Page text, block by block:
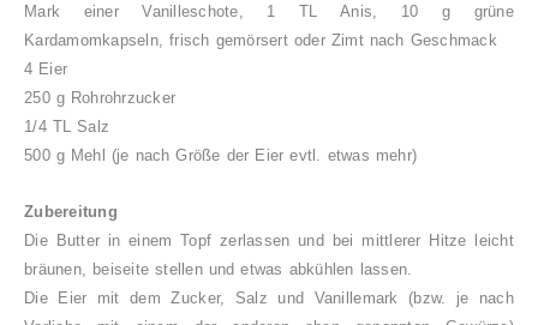
Mark einer Vanilleschote, 1 TL Anis, 10 g grüne
Kardamomkapseln, frisch gemörsert oder Zimt nach Geschmack
4 Eier
250 g Rohrohrzucker
1/4 TL Salz
500 g Mehl (je nach Größe der Eier evtl. etwas mehr)
Zubereitung
Die Butter in einem Topf zerlassen und bei mittlerer Hitze leicht
bräunen, beiseite stellen und etwas abkühlen lassen.
Die Eier mit dem Zucker, Salz und Vanillemark (bzw. je nach